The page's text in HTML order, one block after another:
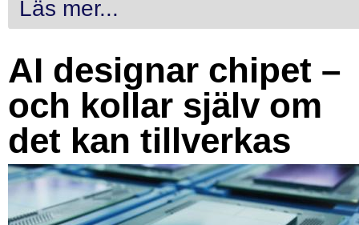
Läs mer...
AI designar chipet –
och kollar själv om
det kan tillverkas